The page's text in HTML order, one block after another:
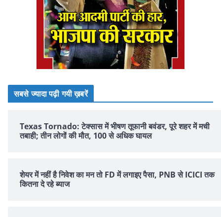
सबसे ज्यादा पढ़ी गयी ख़बरें
Texas Tornado: टेक्सास में भीषण तूफानी बवंडर, पूरे शहर में मची
तबाही; तीन लोगों की मौत, 100 से अधिक घायल
शेयर में नहीं है न‍िवेश का मन तो FD में लगाइए पैसा, PNB से ICICI तक
क‍ितना दे रहे ब्‍याज